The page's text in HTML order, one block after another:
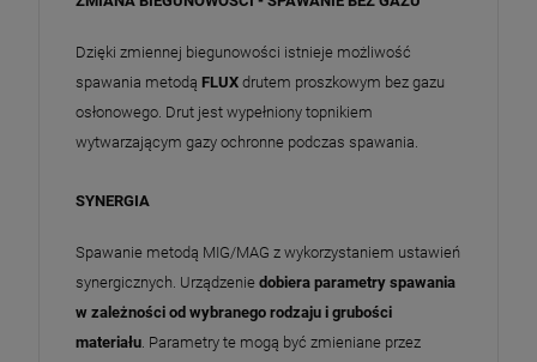
Dzięki zmiennej biegunowości istnieje możliwość
spawania metodą FLUX drutem proszkowym bez gazu
osłonowego. Drut jest wypełniony topnikiem
wytwarzającym gazy ochronne podczas spawania.
SYNERGIA
Spawanie metodą MIG/MAG z wykorzystaniem ustawień
synergicznych. Urządzenie dobiera parametry spawania
w zależności od wybranego rodzaju i grubości
materiału. Parametry te mogą być zmieniane przez